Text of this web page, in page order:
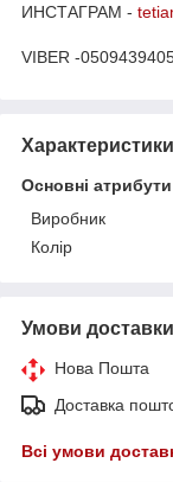
ИНСТАГРАМ -
VIBER -
Характеристики
Основні атрибути
Виробник
Колір
Умови доставки
Нова Пошта
Доставка
Всі умови